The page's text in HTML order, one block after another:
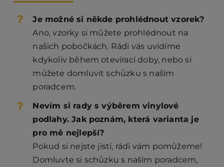
Je možné si někde prohlédnout vzorek?
Ano, vzorky si můžete prohlédnout na
našich pobočkách. Rádi vás uvidíme
kdykoliv během otevírací doby, nebo si
můžete domluvit schůzku s naším
poradcem.
Nevím si rady s výběrem vinylové
podlahy. Jak poznám, která varianta je
pro mě nejlepší?
Pokud si nejste jistí, rádi vám pomůžeme!
Domluvte si schůzku s naším poradcem,